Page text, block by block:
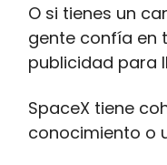
O si tienes un
gente confía en
publicidad para
SpaceX tiene
conocimiento o